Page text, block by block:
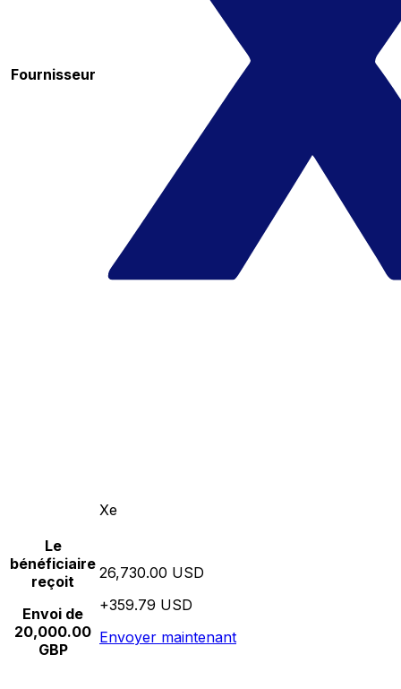
Fournisseur
Xe
Le
bénéficiaire
reçoit
Envoi de
20,000.00
GBP
26,730.00 USD
+359.79 USD
Envoyer maintenant